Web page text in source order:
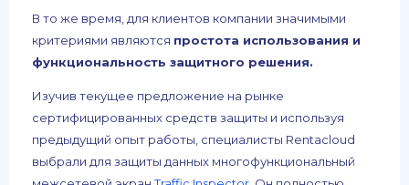
В то же время, для клиентов компании значимыми
критериями являются простота использования и
функциональность защитного решения.
Изучив текущее предложение на рынке
сертифицированных средств защиты и используя
предыдущий опыт работы, специалисты Rentacloud
выбрали для защиты данных многофункциональный